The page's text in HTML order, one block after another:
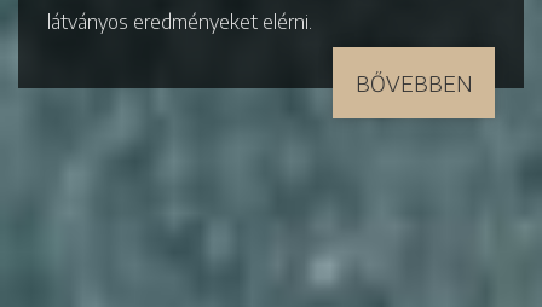
látványos eredményeket elérni.
BŐVEBBEN